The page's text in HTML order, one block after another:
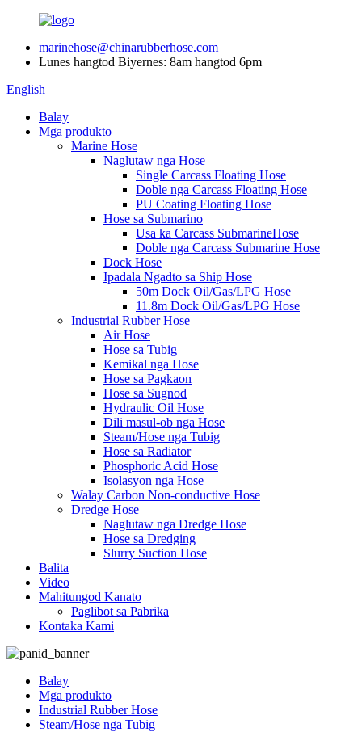
marinehose@chinarubberhose.com
Lunes hangtod Biyernes: 8am hangtod 6pm
English
Balay
Mga produkto
Marine Hose
Naglutaw nga Hose
Single Carcass Floating Hose
Doble nga Carcass Floating Hose
PU Coating Floating Hose
Hose sa Submarino
Usa ka Carcass SubmarineHose
Doble nga Carcass Submarine Hose
Dock Hose
Ipadala Ngadto sa Ship Hose
50m Dock Oil/Gas/LPG Hose
11.8m Dock Oil/Gas/LPG Hose
Industrial Rubber Hose
Air Hose
Hose sa Tubig
Kemikal nga Hose
Hose sa Pagkaon
Hose sa Sugnod
Hydraulic Oil Hose
Dili masul-ob nga Hose
Steam/Hose nga Tubig
Hose sa Radiator
Phosphoric Acid Hose
Isolasyon nga Hose
Walay Carbon Non-conductive Hose
Dredge Hose
Naglutaw nga Dredge Hose
Hose sa Dredging
Slurry Suction Hose
Balita
Video
Mahitungod Kanato
Paglibot sa Pabrika
Kontaka Kami
Balay
Mga produkto
Industrial Rubber Hose
Steam/Hose nga Tubig